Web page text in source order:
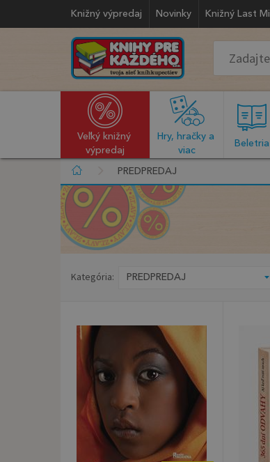
Knižný výpredaj Novinky Knižný Last
Veľký knižný
výpredaj
Hry, hračky a
viac
Beletria
PREDPREDAJ
Kategória: